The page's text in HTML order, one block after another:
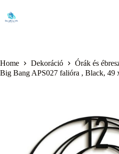
content
Home Dekoráció Órák és
Big Bang APS027 falióra , Black, 49